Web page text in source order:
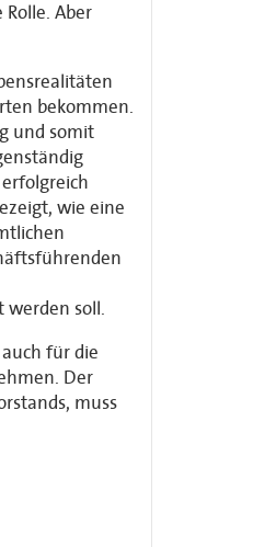
Aber
bekommen.
und somit
wie eine
werden soll.
für die
Der
muss